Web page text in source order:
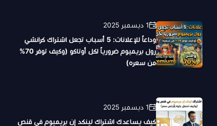
1 ديسمبر 2025
وداعاً للإعلانات: 5 أسباب تجعل اشتراك كرانشي
رول بريميوم ضرورياً لكل أوتاكو (وكيف توفر 70%
من سعره)
1 ديسمبر 2025
كيف يساعدك اشتراك لينكد إن بريميوم في قنص